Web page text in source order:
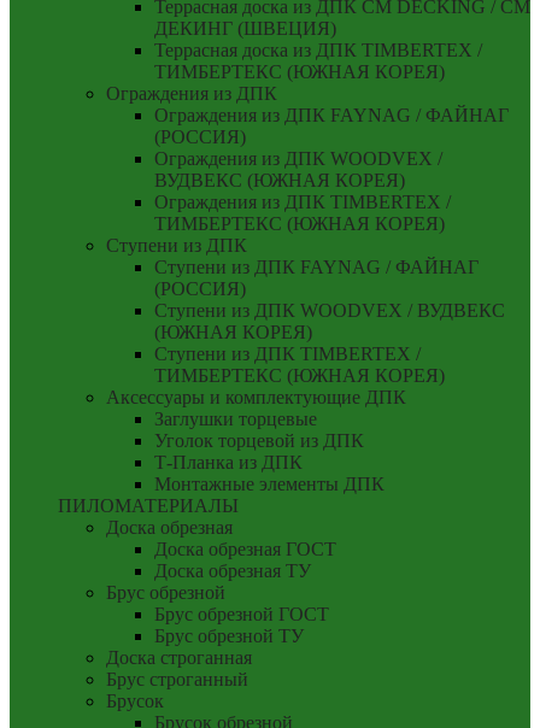
Террасная доска из ДПК CM DECKING / СМ
ДЕКИНГ (ШВЕЦИЯ)
Террасная доска из ДПК TIMBERTEX /
ТИМБЕРТЕКС (ЮЖНАЯ КОРЕЯ)
Ограждения из ДПК
Ограждения из ДПК FAYNAG / ФАЙНАГ
(РОССИЯ)
Ограждения из ДПК WOODVEX /
ВУДВЕКС (ЮЖНАЯ КОРЕЯ)
Ограждения из ДПК TIMBERTEX /
ТИМБЕРТЕКС (ЮЖНАЯ КОРЕЯ)
Ступени из ДПК
Ступени из ДПК FAYNAG / ФАЙНАГ
(РОССИЯ)
Ступени из ДПК WOODVEX / ВУДВЕКС
(ЮЖНАЯ КОРЕЯ)
Ступени из ДПК TIMBERTEX /
ТИМБЕРТЕКС (ЮЖНАЯ КОРЕЯ)
Аксессуары и комплектующие ДПК
Заглушки торцевые
Уголок торцевой из ДПК
Т-Планка из ДПК
Монтажные элементы ДПК
ПИЛОМАТЕРИАЛЫ
Доска обрезная
Доска обрезная ГОСТ
Доска обрезная ТУ
Брус обрезной
Брус обрезной ГОСТ
Брус обрезной ТУ
Доска строганная
Брус строганный
Брусок
Брусок обрезной